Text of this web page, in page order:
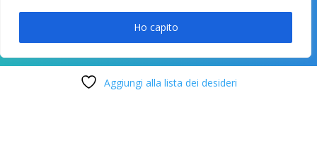
Ho capito
Aggiungi alla lista dei desideri